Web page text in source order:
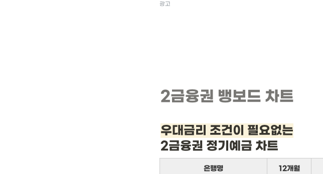
광고
2금융권 뱅보드 차트
우대금리 조건이 필요없는
2금융권 정기예금 차트
은행명 12개월